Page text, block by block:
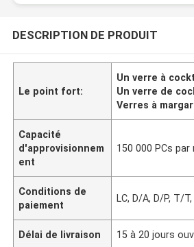
DESCRIPTION DE PRODUIT
Le point fort:
Un verre à
Un verre de
Verres à
Capacité
d'approvisionnem
ent
150 000 PCs par
Conditions de
paiement
LC, D/A, D/P, T/
Délai de livraison 15 à 20 jours